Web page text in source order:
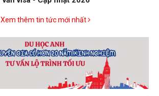
Xem thêm tin tức mới nhất